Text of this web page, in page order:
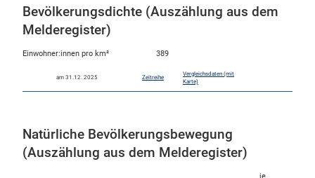
Bevölkerungsdichte (Auszählung aus dem
Melderegister)
Einwohner:innen pro km² 389
am 31.12. 2025 Zeitreihe
Vergleichsdaten (mit
Karte)
Natürliche Bevölkerungsbewegung
(Auszählung aus dem Melderegister)